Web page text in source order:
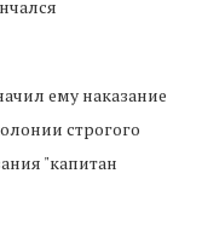
ему наказание
строгого
"капитан